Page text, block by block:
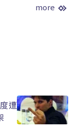
more
遭